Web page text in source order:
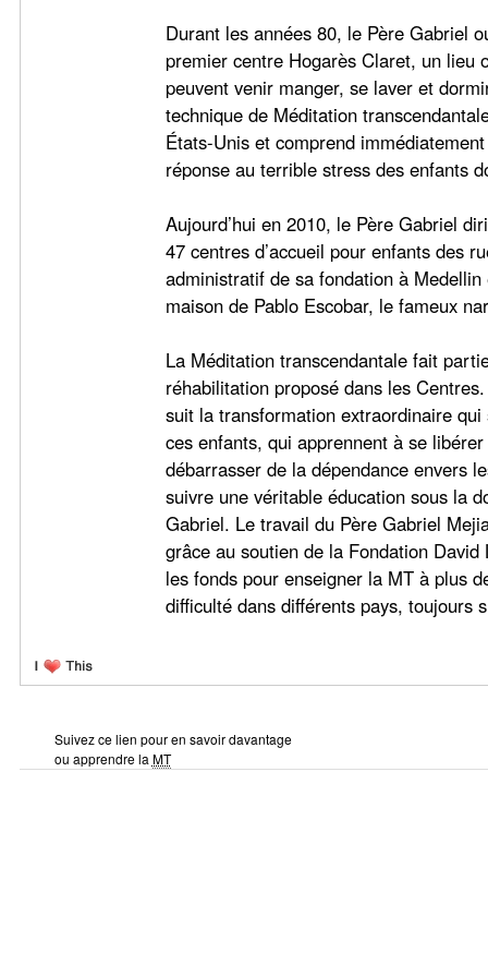
Durant les années 80, le Père Gabriel
premier centre Hogarès Claret, un lieu
peuvent venir manger, se laver et
technique de Méditation
États-Unis et comprend
réponse au terrible stress des enfants
Aujourd’hui en 2010, le Père Gabriel
47 centres d’accueil pour enfants des
administratif de sa fondation à
maison de Pablo Escobar, le fameux
La Méditation transcendantale fait
réhabilitation proposé dans les
suit la transformation extraordinaire qui
ces enfants, qui apprennent à se
débarrasser de la dépendance envers
suivre une véritable éducation sous la
Gabriel. Le travail du Père Gabriel
grâce au soutien de la Fondation David
les fonds pour enseigner la MT à plus
difficulté dans différents pays, toujours
Suivez ce lien pour en savoir davantage
ou apprendre la MT